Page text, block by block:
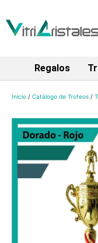
Regalos
Inicio / Catálogo de Trofeos /